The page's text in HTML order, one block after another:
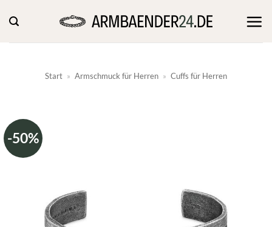
Inhalt
springen
Start » Armschmuck für Herren » Cuffs für Herren
-50%